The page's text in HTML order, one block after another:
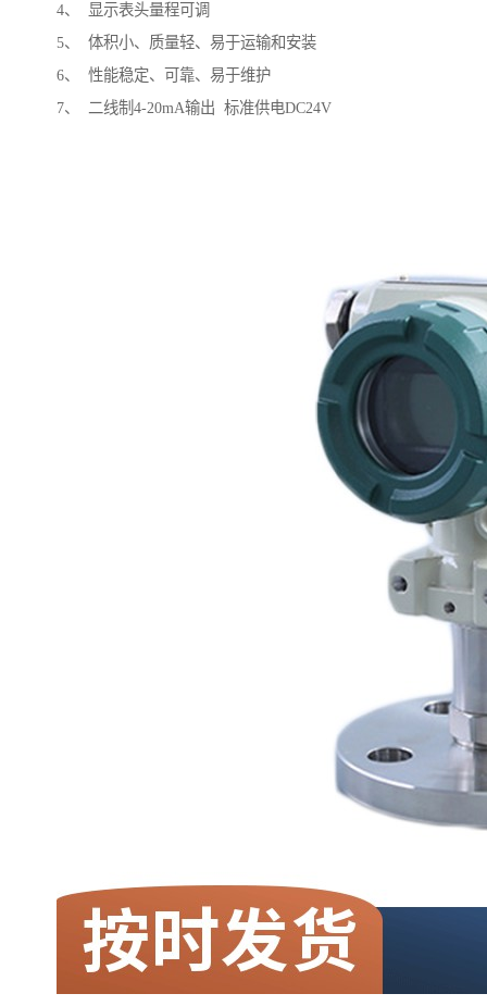
4、 显示表头量程可调
5、 体积小、质量轻、易于运输和安装
6、 性能稳定、可靠、易于维护
7、 二线制4-20mA输出 标准供电DC24V